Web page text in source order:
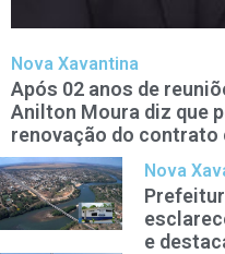
Nova Xavantina
Após 02 anos de
Anilton Moura diz que
renovação do contrato
Nova
e